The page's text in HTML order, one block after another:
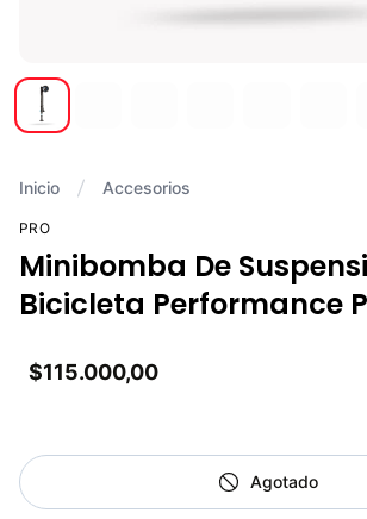
Inicio Accesorios
PRO
Minibomba De
Bicicleta Performance
$115.000,00
Agotado